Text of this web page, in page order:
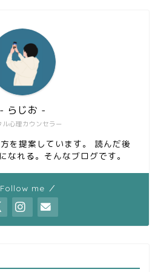
ル心理カウンセラー
- らじお -
を提案しています。 読んだ後
なれる。そんなブログです。
me ／